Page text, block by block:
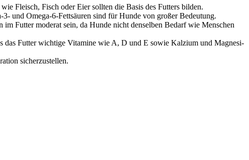
Fleisch, Fisch oder Eier soll­ten die Basis des Fut­ters bil­den.
und Ome­ga-6-Fett­säu­ren sind für Hun­de von gro­ßer Bedeu­tung.
Fut­ter mode­rat sein, da Hun­de nicht den­sel­ben Bedarf wie Men­schen
das Fut­ter wich­ti­ge Vit­ami­ne wie A, D und E sowie Kal­zi­um und Magne­si­
sicher­zu­stel­len.